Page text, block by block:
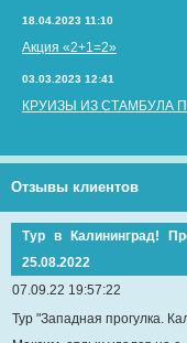
18.04.2023 11:10
Акция «2+1=2»
03.03.2023 12:41
КРУИЗЫ ИЗ СТАМБУЛА
Отзывы клиентов
Тур в Калининград!
25.08.2022
07.09.22 19:57:22
Тур "Западная прогулка.